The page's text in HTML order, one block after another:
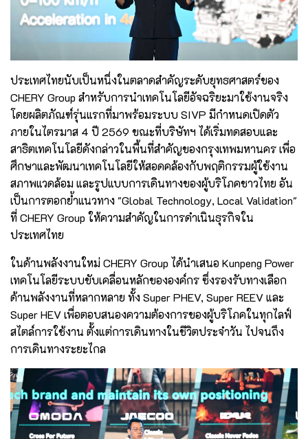
ประเทศไทยนับเป็นหนึ่งในตลาดสำคัญระดับยุทธศาสตร์ของ
CHERY Group สำหรับการนำเทคโนโลยีอัจฉริยะมาใช้งานจริง
โดยผลิตภัณฑ์รุ่นแรกที่มาพร้อมระบบ SIVP มีกำหนดเปิดตัว
ภายในไตรมาส 4 ปี 2569 ขณะที่บริษัทฯ ได้เริ่มทดสอบและ
สาธิตเทคโนโลยีดังกล่าวในพื้นที่สำคัญของกรุงเทพมหานคร เพื่อ
ศึกษาและพัฒนาเทคโนโลยีให้สอดคล้องกับพฤติกรรมผู้ใช้งาน
สภาพแวดล้อม และรูปแบบการเดินทางของผู้บริโภคชาวไทย อัน
เป็นการตอกย้ำแนวทาง "Global Technology, Local Validation"
ที่ CHERY Group ให้ความสำคัญในการดำเนินธุรกิจใน
ประเทศไทย
ในด้านพลังงานใหม่ CHERY Group ได้นำเสนอ Kunpeng Power
เทคโนโลยีระบบขับเคลื่อนหลักขององค์กร ซึ่งรองรับทางเลือก
ด้านพลังงานที่หลากหลาย ทั้ง Super PHEV, Super REEV และ
Super HEV เพื่อตอบสนองความต้องการของผู้บริโภคในทุกไลฟ์
สไตล์การใช้งาน ตั้งแต่การเดินทางในชีวิตประจำวัน ไปจนถึง
การเดินทางระยะไกล